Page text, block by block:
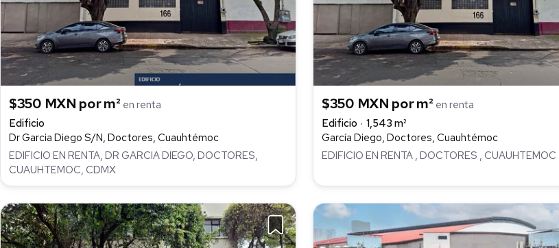
$350 MXN por m² en renta
Edificio
Dr Garcia Diego S/N, Doctores, Cuauhtémoc
EDIFICIO EN RENTA, DR GARCIA DIEGO, DOCTORES,
CUAUHTEMOC, CDMX
$350 MXN por m² en renta
Edificio
1,543 m²
García Diego, Doctores, Cuauhtémoc
EDIFICIO EN RENTA , DOCTORES , CUAUHTEMOC